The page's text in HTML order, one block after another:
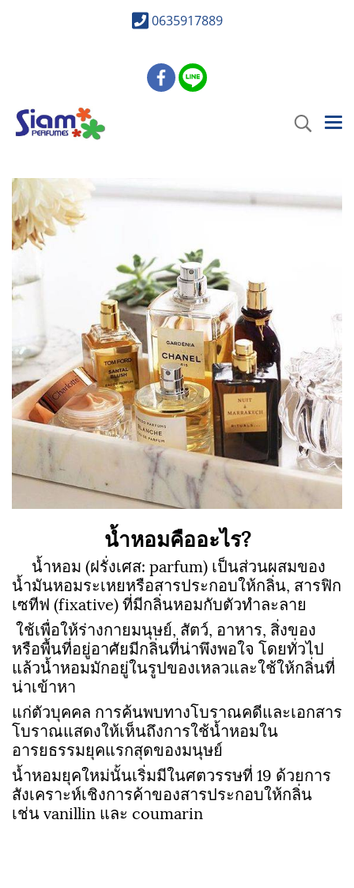
0635917889
น้ำหอมคืออะไร?
น้ำหอม (ฝรั่งเศส: parfum) เป็นส่วนผสมของ
น้ำมันหอมระเหยหรือสารประกอบให้กลิ่น, สารฟิก
เซทีฟ (fixative) ที่มีกลิ่นหอมกับตัวทำละลาย
ใช้เพื่อให้ร่างกายมนุษย์, สัตว์, อาหาร, สิ่งของ
หรือพื้นที่อยู่อาศัยมีกลิ่นที่น่าพึงพอใจ โดยทั่วไป
แล้วน้ำหอมมักอยู่ในรูปของเหลวและใช้ให้กลิ่นที่
น่าเข้าหา
แก่ตัวบุคคล การค้นพบทางโบราณคดีและเอกสาร
โบราณแสดงให้เห็นถึงการใช้น้ำหอมใน
อารยธรรมยุคแรกสุดของมนุษย์
น้ำหอมยุคใหม่นั้นเริ่มมีในศตวรรษที่ 19 ด้วยการ
สังเคราะห์เชิงการค้าของสารประกอบให้กลิ่น
เช่น vanillin และ coumarin